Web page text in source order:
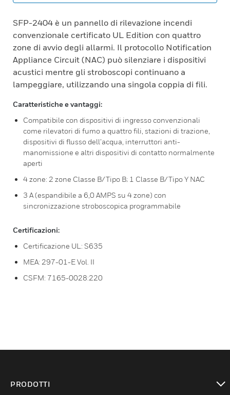
SFP-2404 è un pannello di rilevazione incendi
convenzionale certificato UL Edition con quattro
zone di avvio degli allarmi. Il protocollo Notification
Appliance Circuit (NAC) può silenziare i dispositivi
acustici mentre gli stroboscopi continuano a
lampeggiare, utilizzando una singola coppia di fili.
Caratteristiche e vantaggi:
Compatibile con dispositivi di ingresso convenzionali
come rilevatori di fumo a quattro fili, stazioni di trazione,
dispositivi di flusso dell’acqua, interruttori anti-
manomissione e altri dispositivi di contatto normalmente
aperti
4 zone: 2 zone Classe B/Tipo B; 1 Classe B/Tipo Y NAC
3 A (espandibile a 6,0 AMPS su 4 zone) con
sincronizzazione stroboscopica programmabile
Certificazioni:
Certificazione UL: S635
MEA: 297-01-E Vol. II
CSFM: 7165-0028:220
PRODOTTI